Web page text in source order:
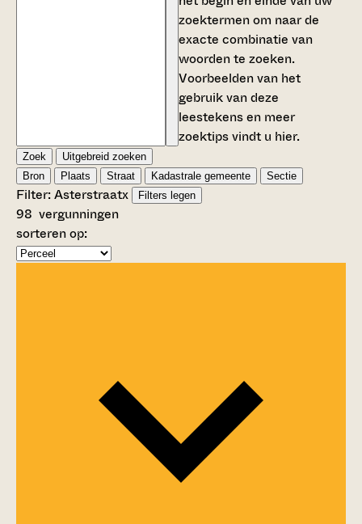
zoektermen om naar de
exacte combinatie van
woorden te zoeken.
Voorbeelden van het
gebruik van deze
leestekens en meer
zoektips vindt u hier.
Zoek
Uitgebreid zoeken
Bron
Plaats Straat Kadastrale gemeente Sectie
Filter:Asterstraatx Filters legen
98 vergunningen
sorteren op: